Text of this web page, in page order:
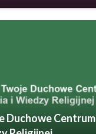
Duchowe Centrum